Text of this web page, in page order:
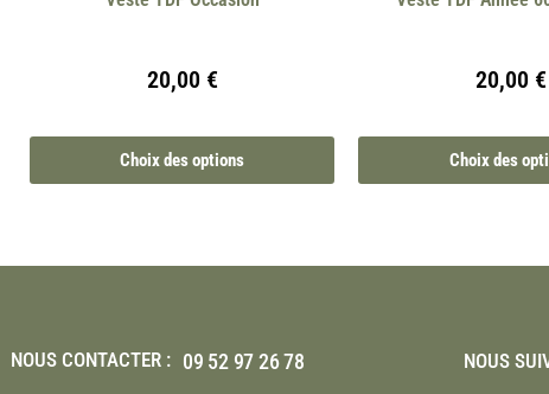
20,00 €
Choix des options
20,00 €
Choix des
NOUS CONTACTER : 09 52 97 26 78 NOUS